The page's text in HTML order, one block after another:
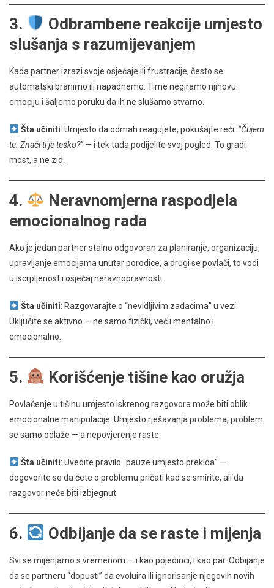
3.
Odbrambene reakcije umjesto
slušanja s razumijevanjem
Kada partner izrazi svoje osjećaje ili frustracije, često se
automatski branimo ili napadnemo. Time negiramo njihovu
emociju i šaljemo poruku da ih ne slušamo stvarno.
Šta učiniti: Umjesto da odmah reagujete, pokušajte reći: “Čujem
te. Znači ti je teško?”— i tek tada podijelite svoj pogled. To gradi
most, a ne zid.
4.
Neravnomjerna raspodjela
emocionalnog rada
Ako je jedan partner stalno odgovoran za planiranje, organizaciju,
upravljanje emocijama unutar porodice, a drugi se povlači, to vodi
u iscrpljenost i osjećaj neravnopravnosti.
Šta učiniti: Razgovarajte o “nevidljivim zadacima” u vezi.
Uključite se aktivno — ne samo fizički, već i mentalno i
emocionalno.
5. Korišćenje tišine kao oružja
Povlačenje u tišinu umjesto iskrenog razgovora može biti oblik
emocionalne manipulacije. Umjesto rješavanja problema, problem
se samo odlaže — a nepovjerenje raste.
Šta učiniti: Uvedite pravilo “pauze umjesto prekida” —
dogovorite se da ćete o problemu pričati kad se smirite, ali da
razgovor neće biti izbjegnut.
6. Odbijanje da se raste i mijenja
Svi se mijenjamo s vremenom — i kao pojedinci, i kao par. Odbijanje
da se partneru “dopusti” da evoluira ili ignorisanje njegovih novih